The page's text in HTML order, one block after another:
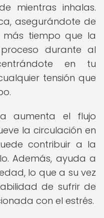
mientras inhalas.
asegurándote de
tiempo que la
durante al
en tu
tensión que
aumenta el flujo
la circulación en
contribuir a la
Además, ayuda a
lo que a su vez
de sufrir de
con el estrés.